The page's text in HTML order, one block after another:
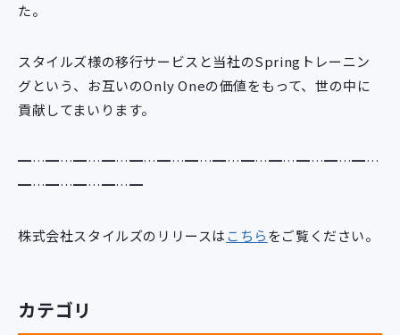
た。
スタイルズ様の移行サービスと当社のSpringトレーニン
グという、お互いのOnly Oneの価値をもって、世の中に
貢献してまいります。
━…━…━…━…━…━…━…━…━…━…━…━…━…
━…━…━…━…━
株式会社スタイルズのリリースはこちらをご覧ください。
カテゴリ